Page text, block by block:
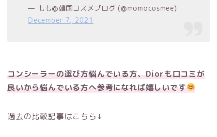
— もも@韓国コスメブログ (@momocosmee)
December 7, 2021
コンシーラーの選び方悩んでいる方、Diorも口コミが
良いから悩んでいる方へ参考になれば嬉しいです
過去の比較記事はこちら↓